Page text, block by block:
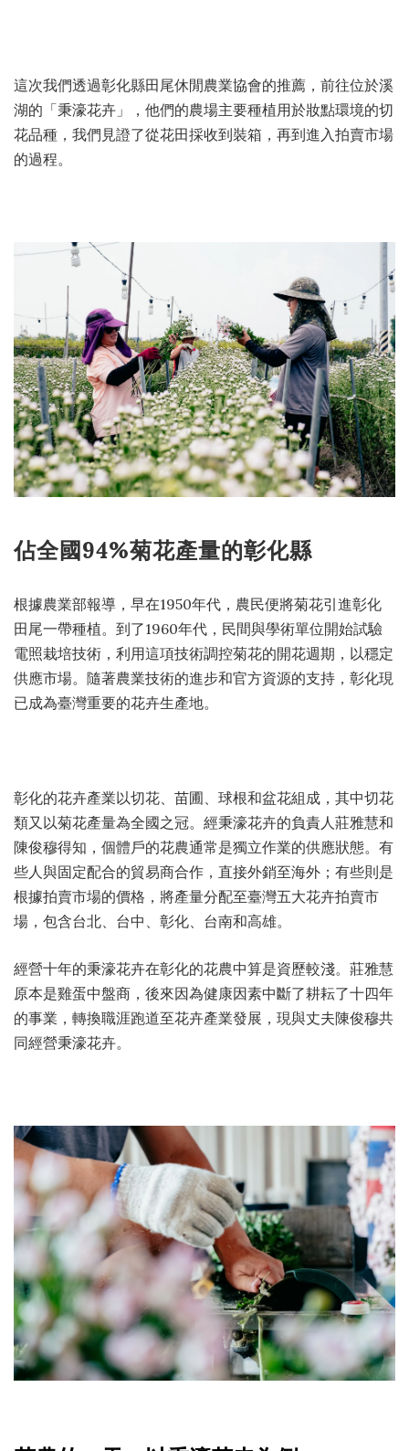
這次我們透過彰化縣田尾休閒農業協會的推薦，前往位於溪
湖的「秉濠花卉」，他們的農場主要種植用於妝點環境的切
花品種，我們見證了從花田採收到裝箱，再到進入拍賣市場
的過程。
佔全國94%菊花產量的彰化縣
根據農業部報導，早在1950年代，農民便將菊花引進彰化
田尾一帶種植。到了1960年代，民間與學術單位開始試驗
電照栽培技術，利用這項技術調控菊花的開花週期，以穩定
供應市場。隨著農業技術的進步和官方資源的支持，彰化現
已成為臺灣重要的花卉生產地。
彰化的花卉產業以切花、苗圃、球根和盆花組成，其中切花
類又以菊花產量為全國之冠。經秉濠花卉的負責人莊雅慧和
陳俊穆得知，個體戶的花農通常是獨立作業的供應狀態。有
些人與固定配合的貿易商合作，直接外銷至海外；有些則是
根據拍賣市場的價格，將產量分配至臺灣五大花卉拍賣市
場，包含台北、台中、彰化、台南和高雄。
經營十年的秉濠花卉在彰化的花農中算是資歷較淺。莊雅慧
原本是雞蛋中盤商，後來因為健康因素中斷了耕耘了十四年
的事業，轉換職涯跑道至花卉產業發展，現與丈夫陳俊穆共
同經營秉濠花卉。